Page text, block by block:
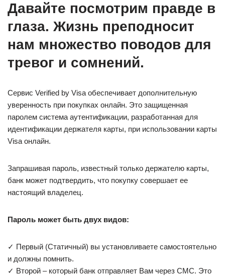
Давайте посмотрим правде в
глаза. Жизнь преподносит
нам множество поводов для
тревог и сомнений.
Сервис Verified by Visa обеспечивает дополнительную
уверенность при покупках онлайн. Это защищенная
паролем система аутентификации, разработанная для
идентификации держателя карты, при использовании карты
Visa онлайн.
Запрашивая пароль, известный только держателю карты,
банк может подтвердить, что покупку совершает ее
настоящий владелец.
Пароль может быть двух видов:
✓ Первый (Статичный) вы установливаете самостоятельно
и должны помнить.
✓ Второй – который банк отправляет Вам через СМС. Это